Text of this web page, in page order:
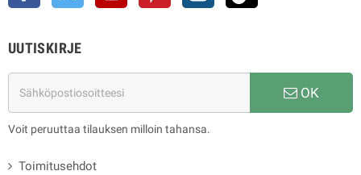
UUTISKIRJE
OK
Voit peruuttaa tilauksen milloin tahansa.
Toimitusehdot